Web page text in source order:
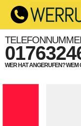
WER HAT ANGERUFEN? WEM